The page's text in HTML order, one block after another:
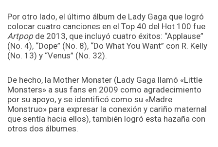
Por otro lado, el último álbum de Lady Gaga que logró
colocar cuatro canciones en el Top 40 del Hot 100 fue
Artpop de 2013, que incluyó cuatro éxitos: “Applause”
(No. 4), “Dope” (No. 8), “Do What You Want” con R. Kelly
(No. 13) y “Venus” (No. 32).
De hecho, la Mother Monster (Lady Gaga llamó «Little
Monsters» a sus fans en 2009 como agradecimiento
por su apoyo, y se identificó como su «Madre
Monstruo» para expresar la conexión y cariño maternal
que sentía hacia ellos), también logró esta hazaña con
otros dos álbumes.